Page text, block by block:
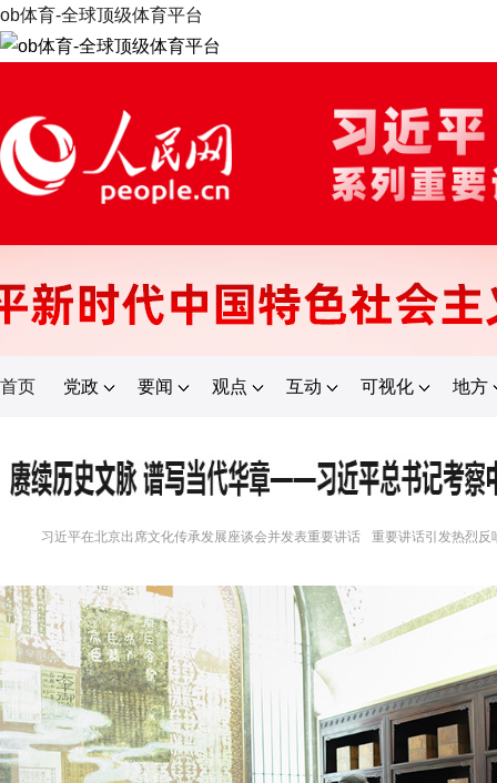
ob体育-全球顶级体育平台
首页 党政 要闻 观点 互动 可视化 地方
习近平在北京出席文化传承发展座谈会并发表重要讲话 重要讲话引发热烈反